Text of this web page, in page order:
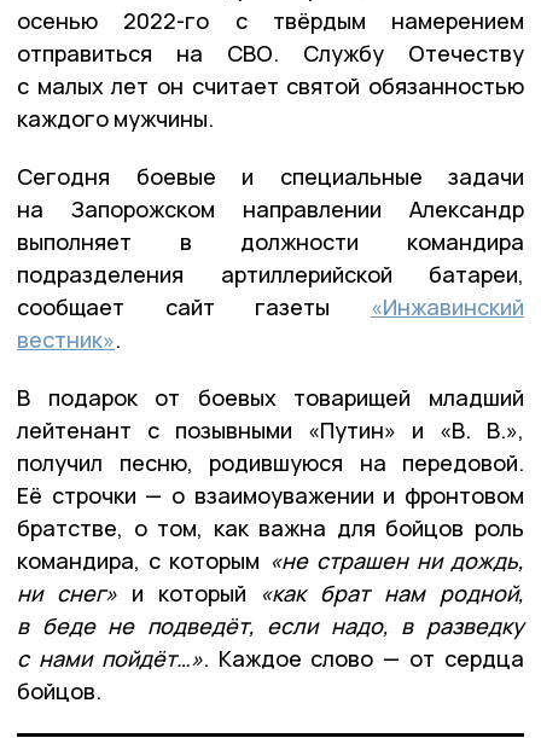
осенью 2022-го с твёрдым намерением
отправиться на СВО. Службу Отечеству
с малых лет он считает святой обязанностью
каждого мужчины.
Сегодня боевые и специальные задачи
на Запорожском направлении Александр
выполняет в должности командира
подразделения артиллерийской батареи,
сообщает сайт газеты «Инжавинский
вестник».
В подарок от боевых товарищей младший
лейтенант с позывными «Путин» и «В. В.»,
получил песню, родившуюся на передовой.
Её строчки — о взаимоуважении и фронтовом
братстве, о том, как важна для бойцов роль
командира, с которым «не страшен ни дождь,
ни снег»и который «как брат нам родной,
в беде не подведёт, если надо, в разведку
с нами пойдёт…». Каждое слово — от сердца
бойцов.